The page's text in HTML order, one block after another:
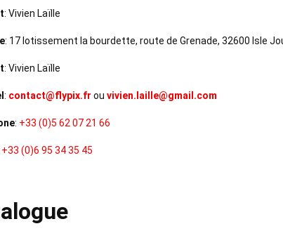
: Vivien Laïlle
: 17 lotissement la bourdette, route de Grenade, 32600 Isle
: Vivien Laïlle
: contact@flypix.fr ou vivien.laille@gmail.com
: +33 (0)5 62 07 21 66
+33 (0)6 95 34 35 45